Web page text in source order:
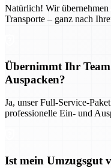
Natürlich! Wir übernehmen
Transporte – ganz nach
Übernimmt Ihr
Auspacken?
Ja, unser Full-Service-
professionelle Ein- und
Ist mein Umzugsgut